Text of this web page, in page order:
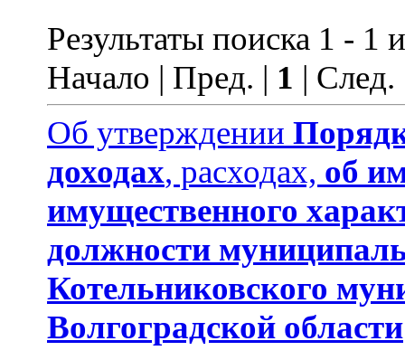
Результаты поиска 1 - 1
Начало | Пред. | 1 |
Об утверждении
доходах, расходах, об
имущественного
должности
Котельниковского
Волгоградской области